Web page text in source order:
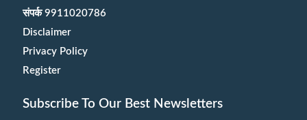
संपर्क 9911020786
Disclaimer
Privacy Policy
Register
Subscribe To Our Best Newsletters